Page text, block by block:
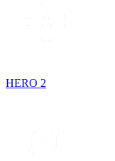
HERO 2